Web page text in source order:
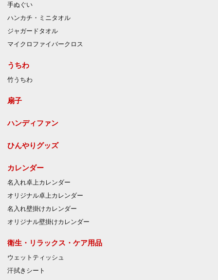
手ぬぐい
ハンカチ・ミニタオル
ジャガードタオル
マイクロファイバークロス
うちわ
竹うちわ
扇子
ハンディファン
ひんやりグッズ
カレンダー
名入れ卓上カレンダー
オリジナル卓上カレンダー
名入れ壁掛けカレンダー
オリジナル壁掛けカレンダー
衛生・リラックス・ケア用品
ウェットティッシュ
汗拭きシート